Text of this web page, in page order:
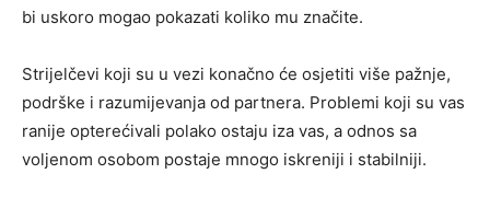
bi uskoro mogao pokazati koliko mu značite.
Strijelčevi koji su u vezi konačno će osjetiti više pažnje,
podrške i razumijevanja od partnera. Problemi koji su vas
ranije opterećivali polako ostaju iza vas, a odnos sa
voljenom osobom postaje mnogo iskreniji i stabilniji.